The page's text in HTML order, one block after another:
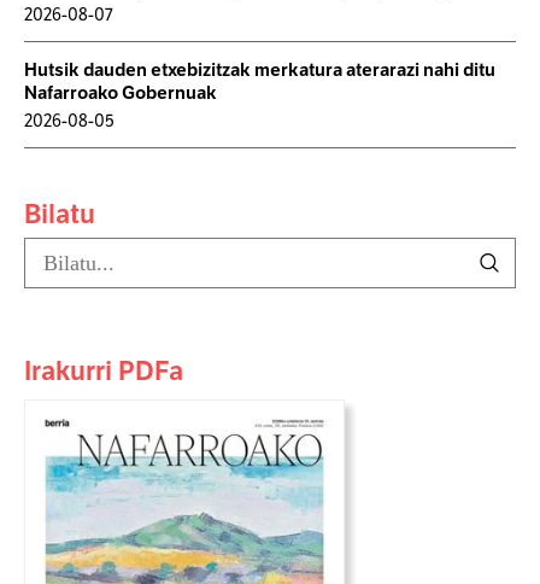
2026-08-07
Hutsik dauden etxebizitzak merkatura aterarazi nahi ditu
Nafarroako Gobernuak
2026-08-05
Bilatu
Irakurri PDFa